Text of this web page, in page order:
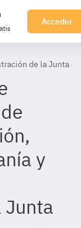
Acceder
de la Junta
y
Junta